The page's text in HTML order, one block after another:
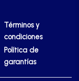
Términos y
condiciones
Política de
garantías